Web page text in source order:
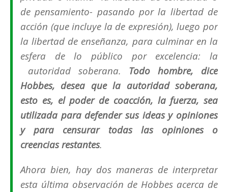
de pensamiento- pasando por la libertad de
acción (que incluye la de expresión), luego por
la libertad de enseñanza, para culminar en la
esfera de lo público por excelencia: la
autoridad soberana. Todo hombre, dice
Hobbes, desea que la autoridad soberana,
esto es, el poder de coacción, la fuerza, sea
utilizada para defender sus ideas y opiniones
y para censurar todas las opiniones o
creencias restantes.
Ahora bien, hay dos maneras de interpretar
esta última observación de Hobbes acerca de